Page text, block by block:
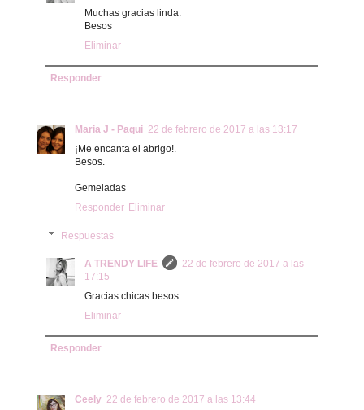
Muchas gracias linda.
Besos
Eliminar
Responder
Maria J - Paqui 22 de febrero de 2017 a las 13:17
¡Me encanta el abrigo!.
Besos.
Gemeladas
Responder Eliminar
Respuestas
A TRENDY LIFE
22 de febrero de 2017 a las
17:15
Gracias chicas.besos
Eliminar
Responder
Ceely 22 de febrero de 2017 a las 13:44